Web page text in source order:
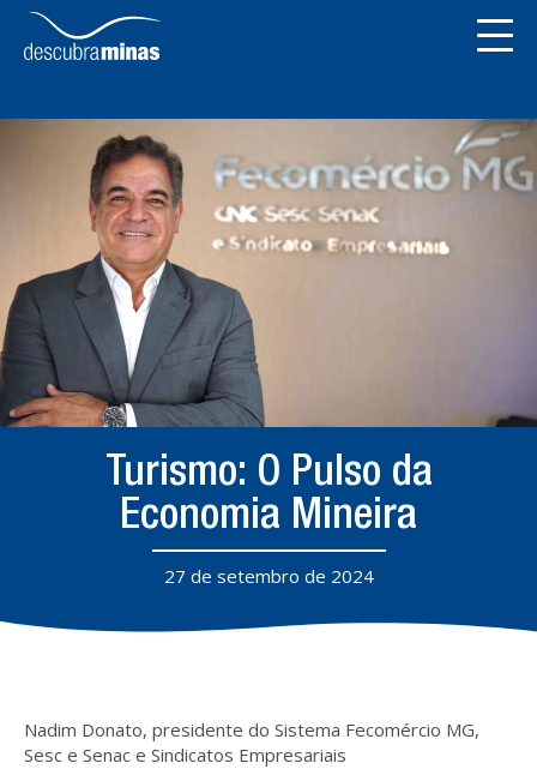
Turismo: O Pulso da
Economia Mineira
27 de setembro de 2024
Nadim Donato, presidente do Sistema Fecomércio MG,
Sesc e Senac e Sindicatos Empresariais